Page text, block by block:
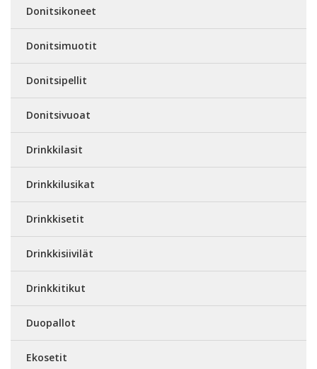
Donitsikoneet
Donitsimuotit
Donitsipellit
Donitsivuoat
Drinkkilasit
Drinkkilusikat
Drinkkisetit
Drinkkisiivilät
Drinkkitikut
Duopallot
Ekosetit